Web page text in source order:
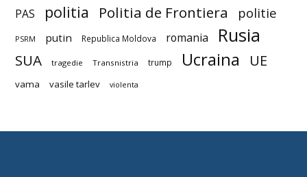
PAS politia Politia de Frontiera politie
PSRM putin Republica Moldova romania Rusia
SUA tragedie Transnistria trump Ucraina UE
vama vasile tarlev violenta